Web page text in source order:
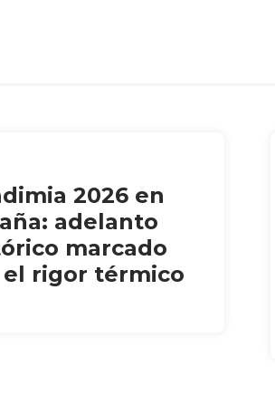
2026 en
adelanto
marcado
el rigor térmico